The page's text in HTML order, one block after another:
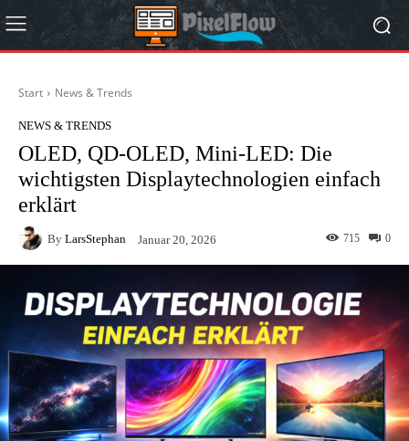
Start News & Trends
NEWS & TRENDS
OLED, QD-OLED, Mini-LED: Die
wichtigsten Displaytechnologien einfach
erklärt
By LarsStephan Januar 20, 2026 0
715